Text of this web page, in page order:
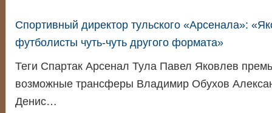
Спортивный директор тульского «Арсенала»:
футболисты чуть-чуть другого формата»
Теги Спартак Арсенал Тула Павел Яковлев
возможные трансферы Владимир Обухов
Денис…